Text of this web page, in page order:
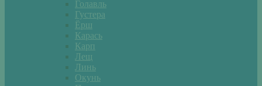
Голавль
Густера
Ёрш
Карась
Карп
Лещ
Линь
Окунь